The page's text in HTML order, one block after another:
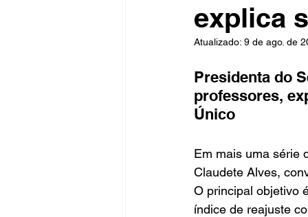
Fique Ligado Publicações
congresso NOTI noticias
explica
Atualizado: 9 de ago. de
Presidenta do
professores,
Único
Em mais uma série
Claudete Alves,
O principal objetivo
índice de reajuste